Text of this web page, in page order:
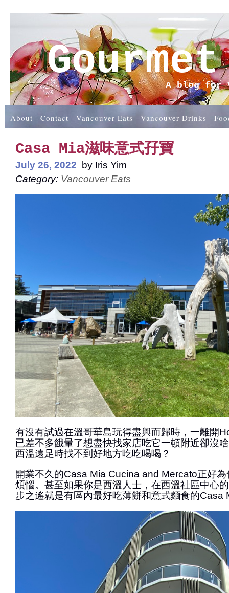
A blog for
About Contact Vancouver Eats Vancouver Drinks
Casa Mia滋味意式孖寶
July 26, 2022 by Iris Yim
Category: Vancouver Eats
有沒有試過在溫哥華島玩得盡興而歸時，一離開
已差不多餓暈了想盡快找家店吃它一頓附近卻沒
西溫遠足時找不到好地方吃吃喝喝？
開業不久的Casa Mia Cucina and Mercato正好
煩惱。甚至如果你是西溫人士，在西溫社區中心
步之遙就是有區內最好吃薄餅和意式麵食的Casa